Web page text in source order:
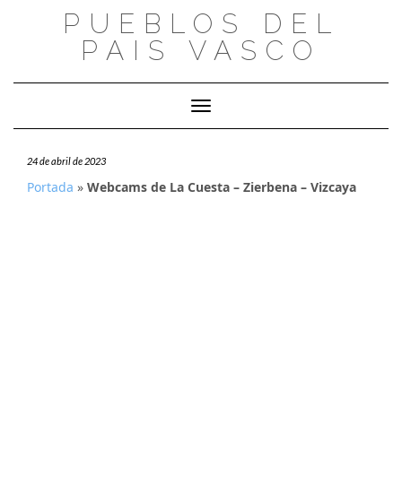
PUEBLOS DEL
PAIS VASCO
Cambiar modo de navegación
24 de abril de 2023
Portada » Webcams de La Cuesta – Zierbena – Vizcaya